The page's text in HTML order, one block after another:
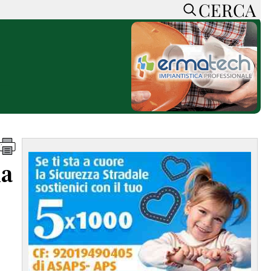
CERCA
ACCEDI o REGISTRATI
CONTATTI
CON NOI
SOSTIENI LA PRESSA
CONOSCI LA PRESSA
COOKIE POLICY
PRIVACY POLICY
FEED RSS
MAPPA DEL SITO
NORMATIVE
DEONTOLOGICHE
CERCA